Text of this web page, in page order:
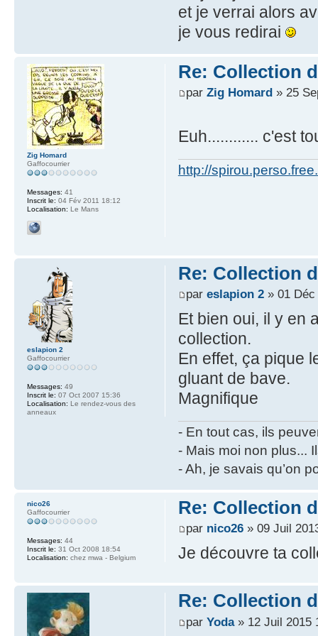
et je verrai alors
je vous redirai
Re: Collection
par Zig Homard» 25
Euh............ c'est
http://
Zig Homard
Gaffocourrier
Messages: 41
Inscrit le: 04 Fév 2011 18:12
Localisation: Le Mans
Re: Collection
par eslapion 2» 01 Déc
Et bien oui, il y en
collection.
En effet, ça pique
gluant de bave.
Magnifique
- En tout cas, ils
- Mais moi non plus...
- Ah, je savais qu’on
eslapion 2
Gaffocourrier
Messages: 49
Inscrit le: 07 Oct 2007 15:36
Localisation: Le rendez-vous des
anneaux
Re: Collection
par nico26» 09 Juil
Je découvre ta
nico26
Gaffocourrier
Messages: 44
Inscrit le: 31 Oct 2008 18:54
Localisation: chez mwa - Belgium
Re: Collection
par Yoda» 12 Juil 2015